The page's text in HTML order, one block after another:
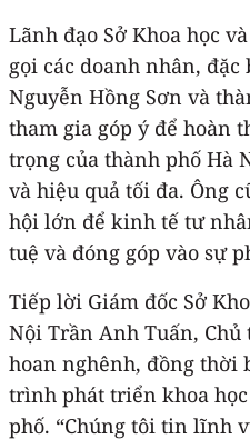
Lãnh đạo Sở Khoa học
gọi các doanh nhân,
Nguyễn Hồng Sơn và
tham gia góp ý để hoàn
trọng của thành phố Hà
và hiệu quả tối đa. Ông
hội lớn để kinh tế tư
tuệ và đóng góp vào sự
Tiếp lời Giám đốc Sở
Nội Trần Anh Tuấn, Chủ
hoan nghênh, đồng thời
trình phát triển khoa
phố. “Chúng tôi tin lĩnh